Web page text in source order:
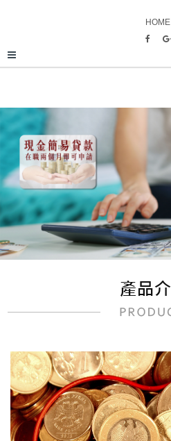
HOME